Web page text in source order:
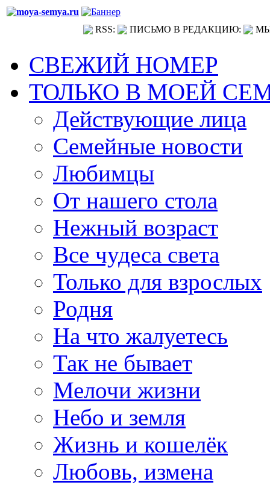
RSS: ПИСЬМО В РЕДАКЦИЮ:
СВЕЖИЙ НОМЕР
ТОЛЬКО В МОЕЙ
Действующие лица
Семейные новости
Любимцы
От нашего стола
Нежный возраст
Все чудеса света
Только для взрослых
Родня
На что жалуетесь
Так не бывает
Мелочи жизни
Небо и земля
Жизнь и кошелёк
Любовь, измена